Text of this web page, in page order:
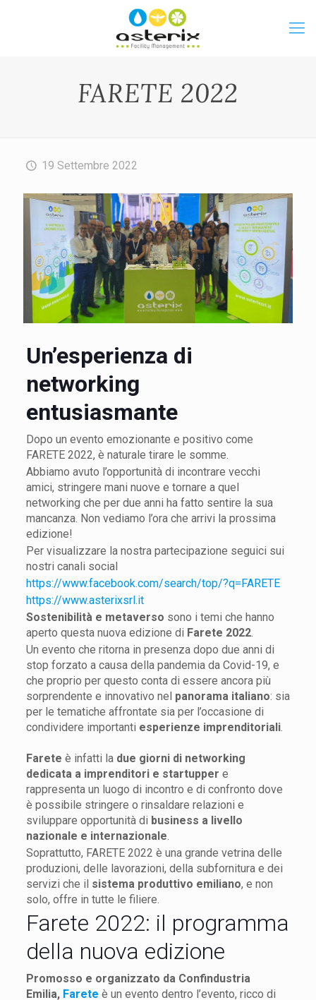
FARETE 2022
19 Settembre 2022
Un’esperienza di
networking
entusiasmante
Dopo un evento emozionante e positivo come
FARETE 2022, è naturale tirare le somme.
Abbiamo avuto l’opportunità di incontrare vecchi
amici, stringere mani nuove e tornare a quel
networking che per due anni ha fatto sentire la sua
mancanza. Non vediamo l’ora che arrivi la prossima
edizione!
Per visualizzare la nostra partecipazione seguici sui
nostri canali social
https://www.facebook.com/search/top/?q=FARETE
https://www.asterixsrl.it
Sostenibilità e metaverso sono i temi che hanno
aperto questa nuova edizione di Farete 2022.
Un evento che ritorna in presenza dopo due anni di
stop forzato a causa della pandemia da Covid-19, e
che proprio per questo conta di essere ancora più
sorprendente e innovativo nel panorama italiano: sia
per le tematiche affrontate sia per l’occasione di
condividere importanti esperienze imprenditoriali.
Farete è infatti ladue giorni di networking
dedicata a imprenditori e startupper e
rappresenta un luogo di incontro e di confronto dove
è possibile stringere o rinsaldare relazioni e
sviluppare opportunità di business a livello
nazionale e internazionale.
Soprattutto, FARETE 2022 è una grande vetrina delle
produzioni, delle lavorazioni, della subfornitura e dei
servizi che il sistema produttivo emiliano, e non
solo, offre in tutte le filiere.
Farete 2022: il programma
della nuova edizione
Promosso e organizzato da Confindustria
Emilia, Farete è un evento dentro l’evento, ricco di